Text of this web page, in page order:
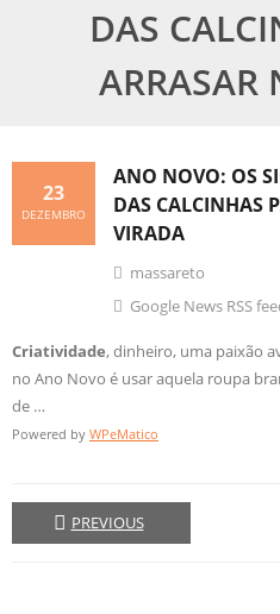
DAS
ARRASAR
ANO NOVO: OS
DAS CALCINHAS
VIRADA
23
DEZEMBRO
massareto
Google News RSS
Criatividade, dinheiro, uma paixão
no Ano Novo é usar aquela roupa
de …
Powered by WPeMatico
PREVIOUS